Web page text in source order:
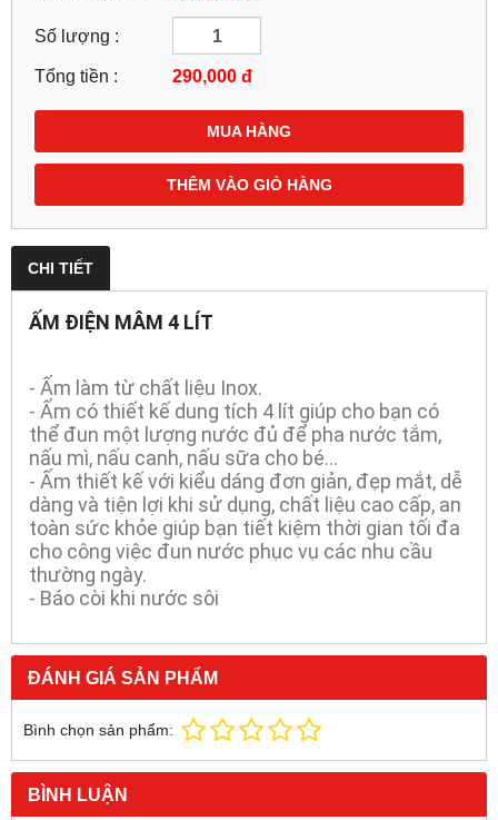
Số lượng :
Tổng tiền : 290,000 đ
MUA HÀNG
THÊM VÀO GIỎ HÀNG
CHI TIẾT
ẤM ĐIỆN MÂM 4 LÍT
- Ấm làm từ chất liệu Inox.
- Ấm có thiết kế dung tích 4 lít giúp cho bạn có
thể đun một lượng nước đủ để pha nước tắm,
nấu mì, nấu canh, nấu sữa cho bé...
- Ấm thiết kế với kiểu dáng đơn giản, đẹp mắt, dễ
dàng và tiện lợi khi sử dụng, chất liệu cao cấp, an
toàn sức khỏe giúp bạn tiết kiệm thời gian tối đa
cho công việc đun nước phục vụ các nhu cầu
thường ngày.
- Báo còi khi nước sôi
ĐÁNH GIÁ SẢN PHẨM
Bình chọn sản phẩm:
BÌNH LUẬN